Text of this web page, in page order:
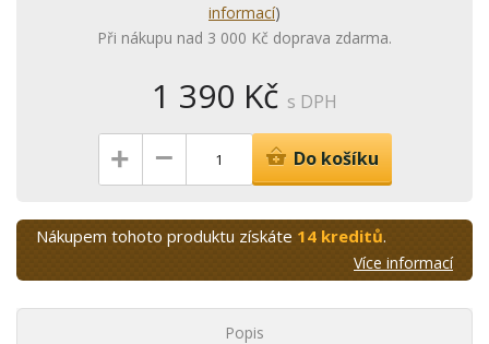
informací)
Při nákupu nad 3 000 Kč doprava zdarma.
1 390 Kč s DPH
+ – Do košíku
Nákupem tohoto produktu získáte 14 kreditů.
Více informací
Popis